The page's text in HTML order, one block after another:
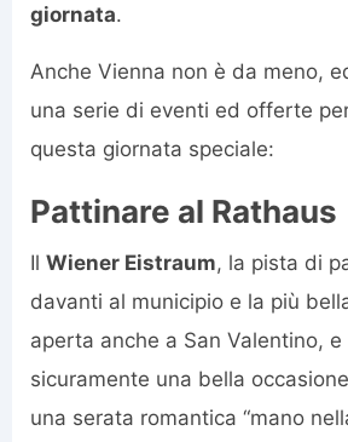
giornata.
Anche Vienna non è da meno,
una serie di eventi ed offerte
questa giornata speciale:
Pattinare al Rathaus
Il Wiener Eistraum, la pista di
davanti al municipio e la più
aperta anche a San Valentino, e
sicuramente una bella
una serata romantica “mano